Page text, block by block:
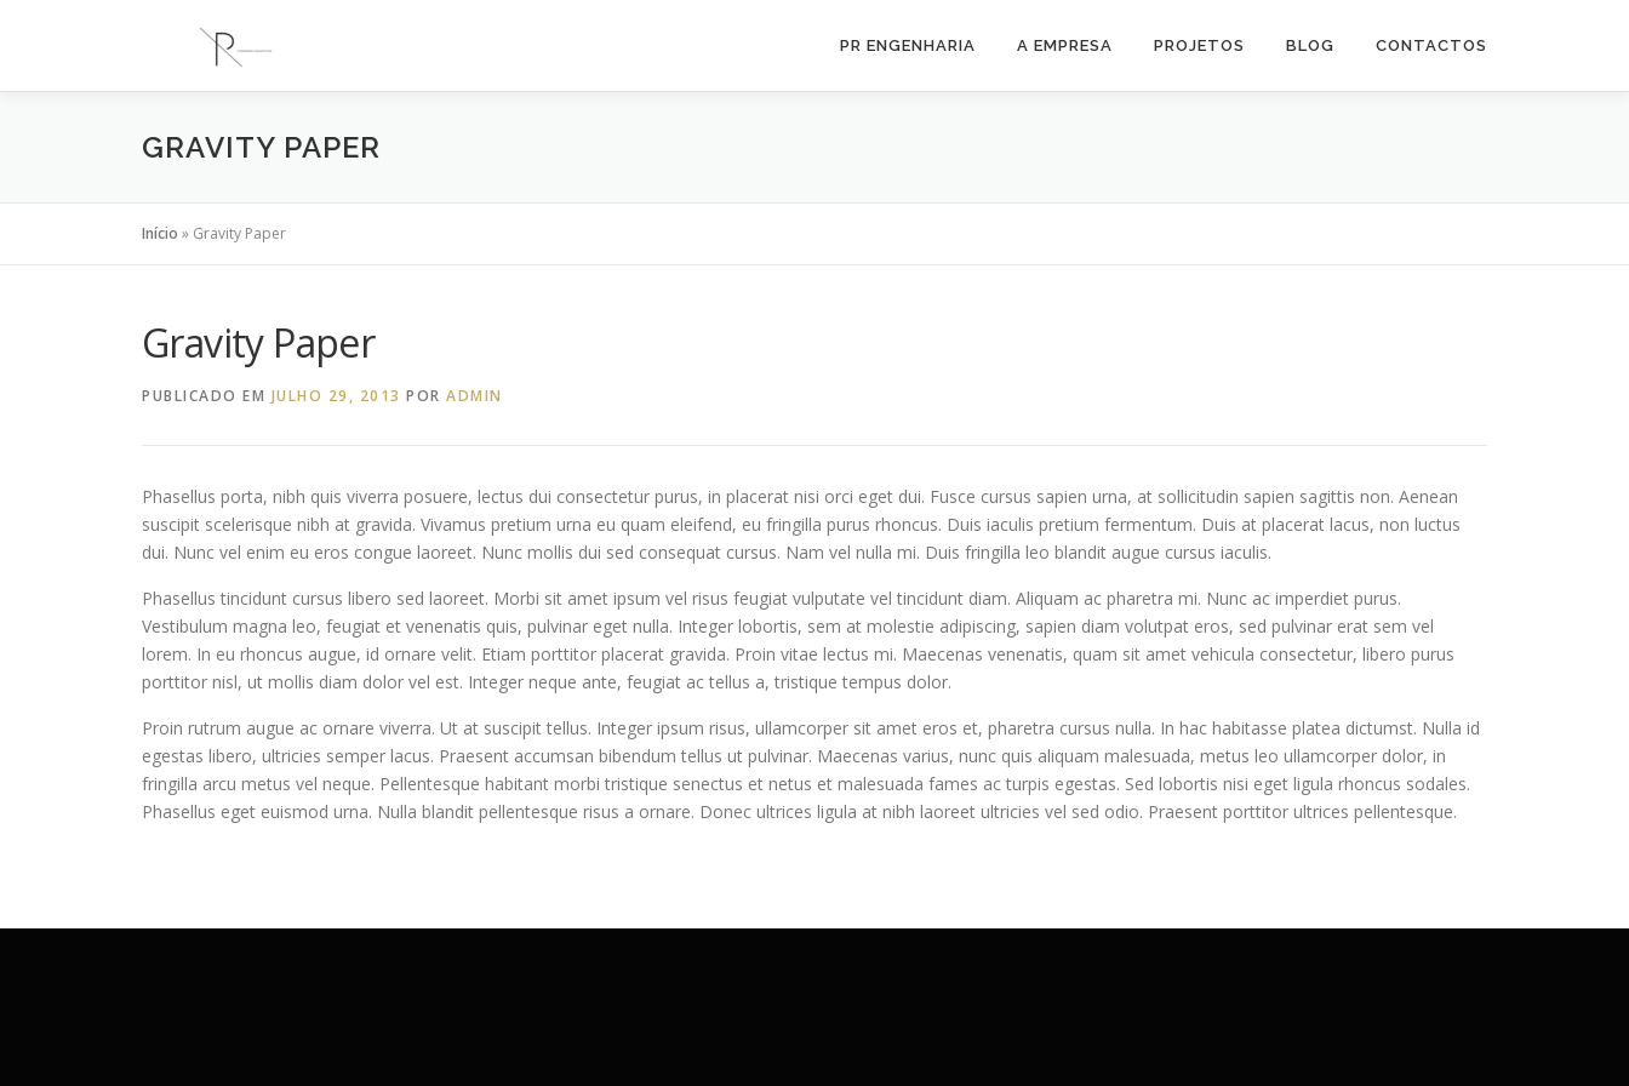
PR ENGENHARIA A EMPRESA PROJETOS BLOG CONTACTOS
GRAVITY PAPER
Início » Gravity Paper
Gravity Paper
PUBLICADO EM JULHO 29, 2013 POR ADMIN
Phasellus porta, nibh quis viverra posuere, lectus dui consectetur purus, in placerat nisi orci eget dui. Fusce cursus sapien urna, at sollicitudin sapien sagittis non. Aenean
suscipit scelerisque nibh at gravida. Vivamus pretium urna eu quam eleifend, eu fringilla purus rhoncus. Duis iaculis pretium fermentum. Duis at placerat lacus, non luctus
dui. Nunc vel enim eu eros congue laoreet. Nunc mollis dui sed consequat cursus. Nam vel nulla mi. Duis fringilla leo blandit augue cursus iaculis.
Phasellus tincidunt cursus libero sed laoreet. Morbi sit amet ipsum vel risus feugiat vulputate vel tincidunt diam. Aliquam ac pharetra mi. Nunc ac imperdiet purus.
Vestibulum magna leo, feugiat et venenatis quis, pulvinar eget nulla. Integer lobortis, sem at molestie adipiscing, sapien diam volutpat eros, sed pulvinar erat sem vel
lorem. In eu rhoncus augue, id ornare velit. Etiam porttitor placerat gravida. Proin vitae lectus mi. Maecenas venenatis, quam sit amet vehicula consectetur, libero purus
porttitor nisl, ut mollis diam dolor vel est. Integer neque ante, feugiat ac tellus a, tristique tempus dolor.
Proin rutrum augue ac ornare viverra. Ut at suscipit tellus. Integer ipsum risus, ullamcorper sit amet eros et, pharetra cursus nulla. In hac habitasse platea dictumst. Nulla id
egestas libero, ultricies semper lacus. Praesent accumsan bibendum tellus ut pulvinar. Maecenas varius, nunc quis aliquam malesuada, metus leo ullamcorper dolor, in
fringilla arcu metus vel neque. Pellentesque habitant morbi tristique senectus et netus et malesuada fames ac turpis egestas. Sed lobortis nisi eget ligula rhoncus sodales.
Phasellus eget euismod urna. Nulla blandit pellentesque risus a ornare. Donec ultrices ligula at nibh laoreet ultricies vel sed odio. Praesent porttitor ultrices pellentesque.